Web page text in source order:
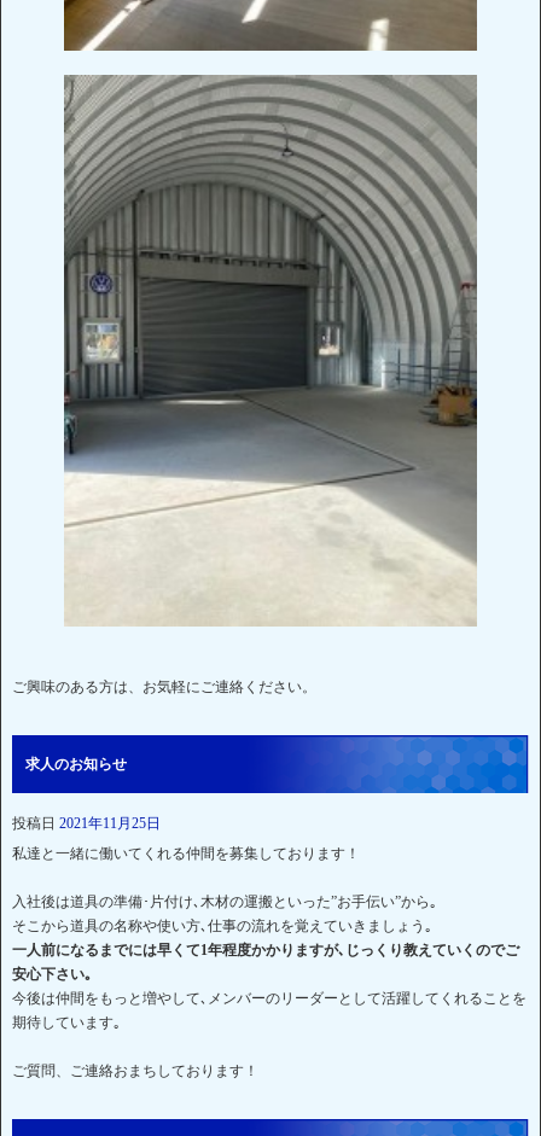
ご興味のある方は、お気軽にご連絡ください。
求人のお知らせ
投稿日 2021年11月25日
私達と一緒に働いてくれる仲間を募集しております！
入社後は道具の準備･片付け､木材の運搬といった”お手伝い”から｡
そこから道具の名称や使い方､仕事の流れを覚えていきましょう｡
一人前になるまでには早くて1年程度かかりますが､じっくり教えていくのでご
安心下さい｡
今後は仲間をもっと増やして､メンバーのリーダーとして活躍してくれることを
期待しています｡
ご質問、ご連絡おまちしております！